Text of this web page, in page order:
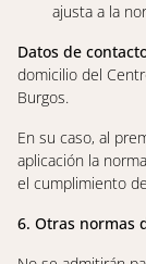
ajusta a la
Datos de
domicilio del
Burgos.
En su caso, al
aplicación la
el cumplimiento
6. Otras normas